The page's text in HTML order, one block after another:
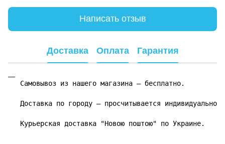
Написать отзыв
Доставка Оплата Гарантия
Самовывоз из нашего магазина – бесплатно.
Доставка по городу – просчитывается индивидуально.
Курьерская доставка "Новою поштою" по Украине.